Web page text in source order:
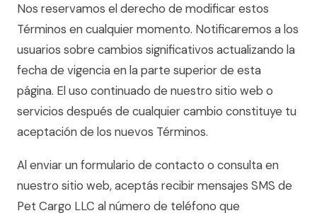
Nos reservamos el derecho de modificar estos
Términos en cualquier momento. Notificaremos a los
usuarios sobre cambios significativos actualizando la
fecha de vigencia en la parte superior de esta
página. El uso continuado de nuestro sitio web o
servicios después de cualquier cambio constituye tu
aceptación de los nuevos Términos.
Al enviar un formulario de contacto o consulta en
nuestro sitio web, aceptás recibir mensajes SMS de
Pet Cargo LLC al número de teléfono que